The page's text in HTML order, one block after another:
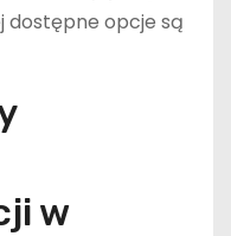
dostępne opcje są
w